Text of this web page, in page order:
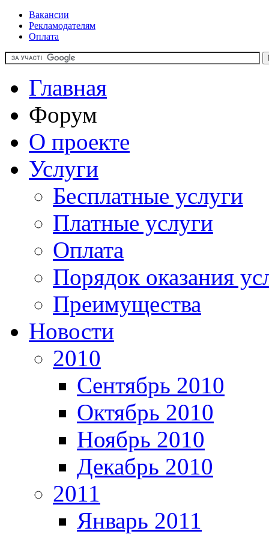
Вакансии
Рекламодателям
Оплата
Главная
Форум
О проекте
Услуги
Бесплатные услуги
Платные услуги
Оплата
Порядок оказания
Преимущества
Новости
2010
Сентябрь 2010
Октябрь 2010
Ноябрь 2010
Декабрь 2010
2011
Январь 2011